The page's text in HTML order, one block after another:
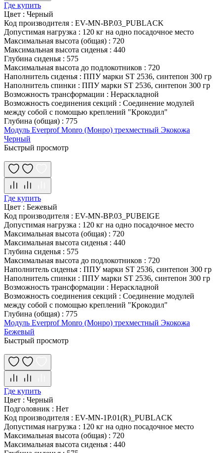
Где купить
Цвет : Черный
Код производителя : EV-MN-BP.03_PUBLACK
Допустимая нагрузка : 120 кг на одно посадочное место
Максимальная высота (общая) : 720
Максимальная высота сиденья : 440
Глубина сиденья : 575
Максимальная высота до подлокотников : 720
Наполнитель сиденья : ППУ марки ST 2536, синтепон 300 гр
Наполнитель спинки : ППУ марки ST 2536, синтепон 300 гр
Возможность трансформации : Нераскладной
Возможность соединения секций : Соединение модулей
между собой с помощью креплений "Крокодил"
Глубина (общая) : 775
Модуль Everprof Monro (Монро) трехместный Экокожа
Черный
Быстрый просмотр
Где купить
Цвет : Бежевый
Код производителя : EV-MN-BP.03_PUBEIGE
Допустимая нагрузка : 120 кг на одно посадочное место
Максимальная высота (общая) : 720
Максимальная высота сиденья : 440
Глубина сиденья : 575
Максимальная высота до подлокотников : 720
Наполнитель сиденья : ППУ марки ST 2536, синтепон 300 гр
Наполнитель спинки : ППУ марки ST 2536, синтепон 300 гр
Возможность трансформации : Нераскладной
Возможность соединения секций : Соединение модулей
между собой с помощью креплений "Крокодил"
Глубина (общая) : 775
Модуль Everprof Monro (Монро) трехместный Экокожа
Бежевый
Быстрый просмотр
Где купить
Цвет : Черный
Подголовник : Нет
Код производителя : EV-MN-1P.01(R)_PUBLACK
Допустимая нагрузка : 120 кг на одно посадочное место
Максимальная высота (общая) : 720
Максимальная высота сиденья : 440